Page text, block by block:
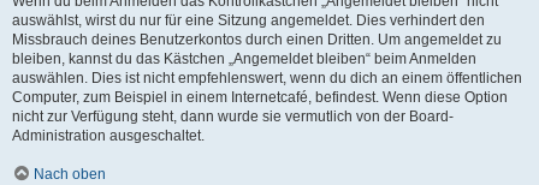
auswählst, wirst du nur für eine Sitzung angemeldet. Dies verhindert den
Missbrauch deines Benutzerkontos durch einen Dritten. Um angemeldet zu
bleiben, kannst du das Kästchen „Angemeldet bleiben“ beim Anmelden
auswählen. Dies ist nicht empfehlenswert, wenn du dich an einem öffentlichen
Computer, zum Beispiel in einem Internetcafé, befindest. Wenn diese Option
nicht zur Verfügung steht, dann wurde sie vermutlich von der Board-
Administration ausgeschaltet.
Nach oben